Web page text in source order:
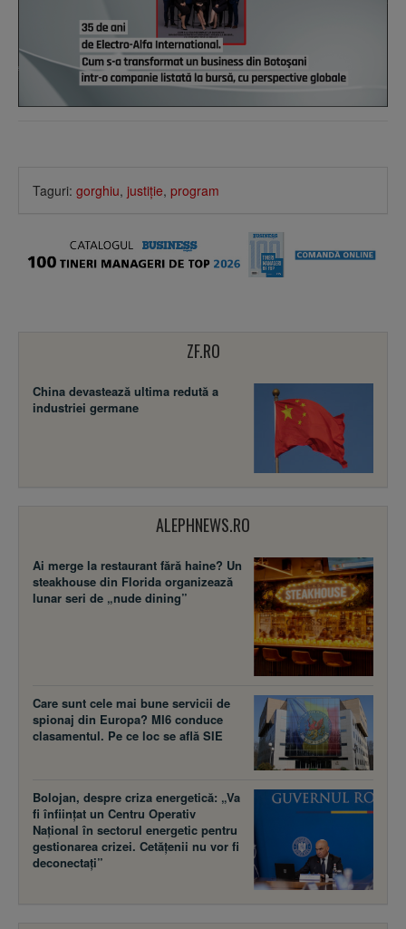
Taguri: gorghiu, justiţie, program
ZF.RO
China devastează ultima redută a
industriei germane
ALEPHNEWS.RO
Ai merge la restaurant fără haine? Un
steakhouse din Florida organizează
lunar seri de „nude dining”
Care sunt cele mai bune servicii de
spionaj din Europa? MI6 conduce
clasamentul. Pe ce loc se află SIE
Bolojan, despre criza energetică: „Va
fi înființat un Centru Operativ
Național în sectorul energetic pentru
gestionarea crizei. Cetățenii nu vor fi
deconectați”